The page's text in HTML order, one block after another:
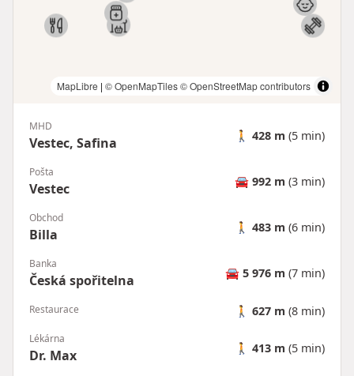
MapLibre | © OpenMapTiles© OpenStreetMap contributors
MHD
Vestec, Safina 🚶 428 m (5 min)
Pošta
Vestec 🚘 992 m (3 min)
Obchod
Billa 🚶 483 m (6 min)
Banka
Česká spořitelna 🚘 5 976 m (7 min)
Restaurace 🚶 627 m (8 min)
Lékárna
Dr. Max 🚶 413 m (5 min)